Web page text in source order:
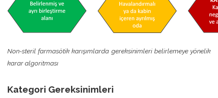
Non-steril farmasötik karışımlarda gereksinimleri belirlemeye yönelik
karar algoritması
Kategori Gereksinimleri